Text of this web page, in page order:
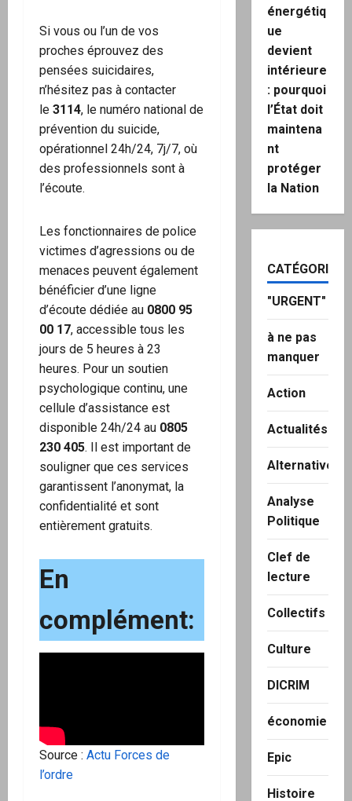
Si vous ou l’un de vos
proches éprouvez des
pensées suicidaires,
n’hésitez pas à contacter
le 3114, le numéro national de
prévention du suicide,
opérationnel 24h/24, 7j/7, où
des professionnels sont à
l’écoute.
Les fonctionnaires de police
victimes d’agressions ou de
menaces peuvent également
bénéficier d’une ligne
d’écoute dédiée au 0800 95
00 17, accessible tous les
jours de 5 heures à 23
heures. Pour un soutien
psychologique continu, une
cellule d’assistance est
disponible 24h/24 au 0805
230 405. Il est important de
souligner que ces services
garantissent l’anonymat, la
confidentialité et sont
entièrement gratuits.
En
complément:
Source : Actu Forces de
l’ordre
énergétiq
ue
devient
intérieure
: pourquoi
l’État doit
maintena
nt
protéger
la Nation
CATÉGORIES
"URGENT"
à ne pas
manquer
Action
Actualités
Alternatives
Analyse
Politique
Clef de
lecture
Collectifs
Culture
DICRIM
économie
Epic
Histoire